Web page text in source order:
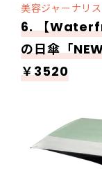
美容ジャーナリ
6. 【
の日傘「
￥3520